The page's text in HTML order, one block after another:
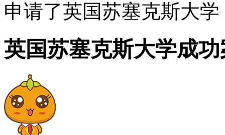
强化训练和预科课程。
士预科课程，本科预科
务、管理和经济学；法
体研究。 硕士预科课
际金融(理学)硕士，国
申请了英国苏塞克斯大
英国苏塞克斯大学成